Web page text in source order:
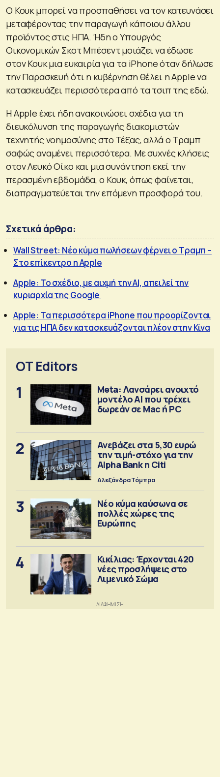
Ο Κουκ μπορεί να προσπαθήσει να τον κατευνάσει
μεταφέροντας την παραγωγή κάποιου άλλου
προϊόντος στις ΗΠΑ. Ήδη ο Υπουργός
Οικονομικών Σκοτ ​​Μπέσεντ μοιάζει να έδωσε
στον Κουκ μια ευκαιρία για τα iPhone όταν δήλωσε
την Παρασκευή ότι η κυβέρνηση θέλει η Apple να
κατασκευάζει περισσότερα από τα τσιπ της εδώ.
Η Apple έχει ήδη ανακοινώσει σχέδια για τη
διευκόλυνση της παραγωγής διακομιστών
τεχνητής νοημοσύνης στο Τέξας, αλλά ο Τραμπ
σαφώς αναμένει περισσότερα. Με συχνές κλήσεις
στον Λευκό Οίκο και μια συνάντηση εκεί την
περασμένη εβδομάδα, ο Κουκ, όπως φαίνεται,
διαπραγματεύεται την επόμενη προσφορά του.
Σχετικά άρθρα:
Wall Street: Νέο κύμα πωλήσεων φέρνει ο Τραμπ –
Στο επίκεντρο η Apple
Apple: Το σχέδιο, με αιχμή την ΑΙ, απειλεί την
κυριαρχία της Google
Apple: Τα περισσότερα iPhone που προορίζονται
για τις ΗΠΑ δεν κατασκευάζονται πλέον στην Κίνα
OT Editors
1
Meta: Λανσάρει ανοιχτό
μοντέλο ΑΙ που τρέχει
δωρεάν σε Mac ή PC
2
Ανεβάζει στα 5,30 ευρώ
την τιμή-στόχο για την
Alpha Bank η Citi
Αλεξάνδρα Τόμπρα
3
Νέο κύμα καύσωνα σε
πολλές χώρες της
Ευρώπης
4
Κικίλιας: Έρχονται 420
νέες προσλήψεις στο
Λιμενικό Σώμα